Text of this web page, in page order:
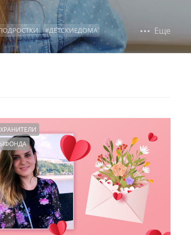
#ДЕТСКИЕДОМА
#ОБРАЗОВАНИЕ
Еще